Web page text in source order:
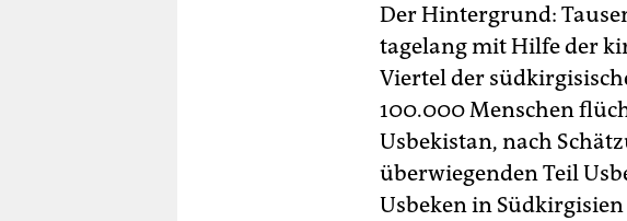
Der Hintergrund:
tagelang mit Hilfe der
Viertel der
100.000 Menschen
Usbekistan, nach
überwiegenden Teil
Usbeken in